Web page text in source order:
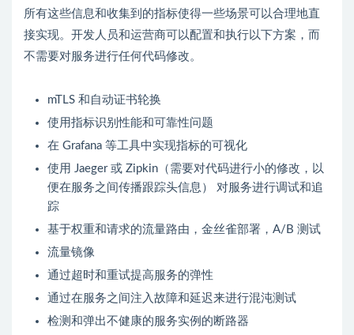
所有这些信息和收集到的指标使得一些场景可以合理地直
接实现。开发人员和运营商可以配置和执行以下方案，而
不需要对服务进行任何代码修改。
mTLS 和自动证书轮换
使用指标识别性能和可靠性问题
在 Grafana 等工具中实现指标的可视化
使用 Jaeger 或 Zipkin（需要对代码进行小的修改，以
便在服务之间传播跟踪头信息） 对服务进行调试和追
踪
基于权重和请求的流量路由，金丝雀部署，A/B 测试
流量镜像
通过超时和重试提高服务的弹性
通过在服务之间注入故障和延迟来进行混沌测试
检测和弹出不健康的服务实例的断路器